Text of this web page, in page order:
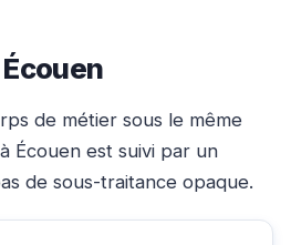
de métier sous le même
Écouen est suivi par un
de sous-traitance opaque.